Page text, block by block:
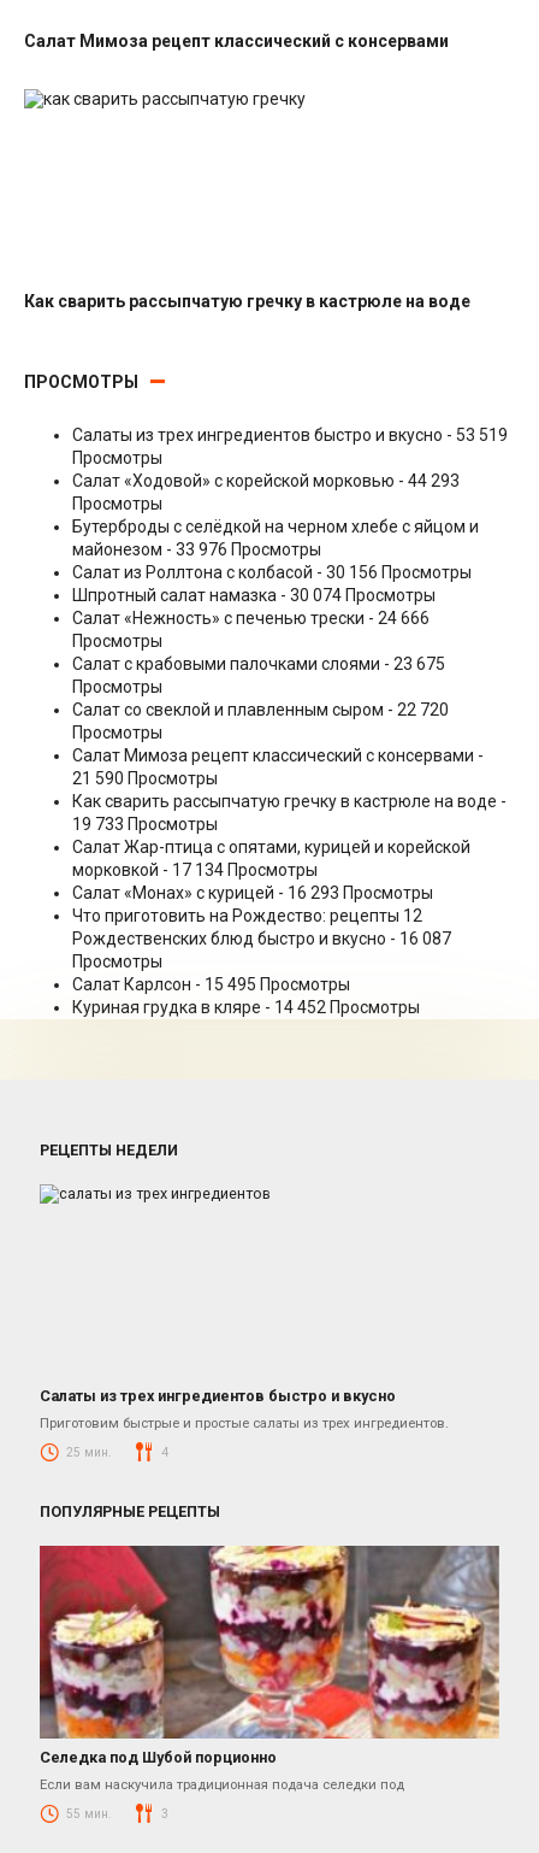
Салат Мимоза рецепт классический с консервами
Как сварить рассыпчатую гречку в кастрюле на воде
ПРОСМОТРЫ
Салаты из трех ингредиентов быстро и вкусно - 53 519
Просмотры
Салат «Ходовой» с корейской морковью - 44 293
Просмотры
Бутерброды с селёдкой на черном хлебе с яйцом и
майонезом - 33 976 Просмотры
Салат из Роллтона с колбасой - 30 156 Просмотры
Шпротный салат намазка - 30 074 Просмотры
Салат «Нежность» с печенью трески - 24 666
Просмотры
Салат с крабовыми палочками слоями - 23 675
Просмотры
Салат со свеклой и плавленным сыром - 22 720
Просмотры
Салат Мимоза рецепт классический с консервами -
21 590 Просмотры
Как сварить рассыпчатую гречку в кастрюле на воде -
19 733 Просмотры
Салат Жар-птица с опятами, курицей и корейской
морковкой - 17 134 Просмотры
Салат «Монах» с курицей - 16 293 Просмотры
Что приготовить на Рождество: рецепты 12
Рождественских блюд быстро и вкусно - 16 087
Просмотры
Салат Карлсон - 15 495 Просмотры
Куриная грудка в кляре - 14 452 Просмотры
РЕЦЕПТЫ НЕДЕЛИ
Салаты
Салаты из трех ингредиентов быстро и вкусно
Приготовим быстрые и простые салаты из трех ингредиентов.
25 мин. 4
ПОПУЛЯРНЫЕ РЕЦЕПТЫ
Салаты с селедкой
Селедка под Шубой порционно
Если вам наскучила традиционная подача селедки под
55 мин. 3